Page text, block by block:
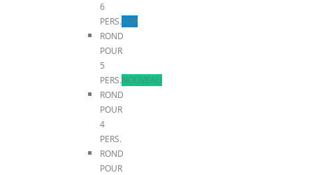
6
PERS.TOP
ROND
POUR
5
PERS.NOUVEAU
ROND
POUR
4
PERS.
ROND
POUR